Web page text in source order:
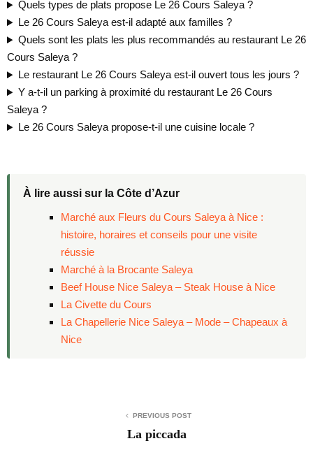
Quels types de plats propose Le 26 Cours Saleya ?
Le 26 Cours Saleya est-il adapté aux familles ?
Quels sont les plats les plus recommandés au restaurant Le 26
Cours Saleya ?
Le restaurant Le 26 Cours Saleya est-il ouvert tous les jours ?
Y a-t-il un parking à proximité du restaurant Le 26 Cours
Saleya ?
Le 26 Cours Saleya propose-t-il une cuisine locale ?
À lire aussi sur la Côte d’Azur
Marché aux Fleurs du Cours Saleya à Nice :
histoire, horaires et conseils pour une visite
réussie
Marché à la Brocante Saleya
Beef House Nice Saleya – Steak House à Nice
La Civette du Cours
La Chapellerie Nice Saleya – Mode – Chapeaux à
Nice
PREVIOUS POST
La piccada